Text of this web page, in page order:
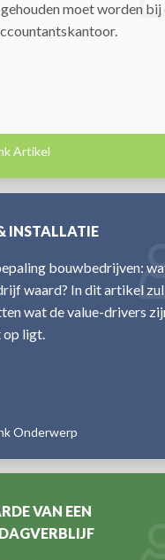
moet worden
Artikel
INSTALLATIE
bouwbedrijven:
waard? In dit artikel
wat de value-drivers
op ligt.
Onderwerp
VAN EEN